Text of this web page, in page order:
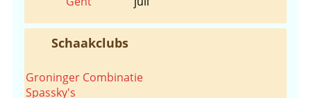
Schaakclubs
Groninger Combinatie
Spassky's